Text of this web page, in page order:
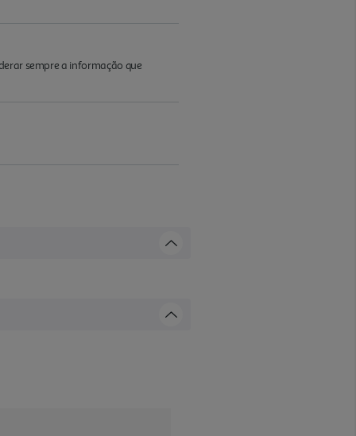
sempre a informação que